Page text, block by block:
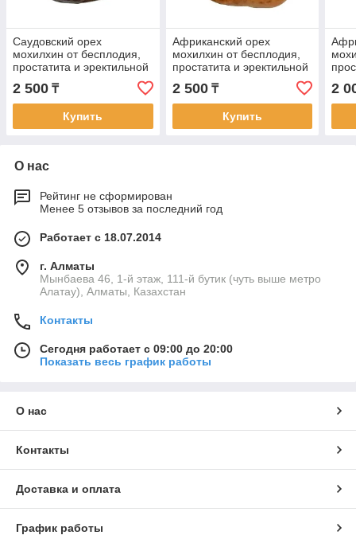
Саудовский орех
мохилхин от бесплодия,
простатита и эректильной
дисфункций (Большой,
Саудовская Аравия)
2 500 ₸
Купить
Африканский орех
мохилхин от бесплодия,
простатита и эректильной
дисфункции (большой,
Судан)
2 500₸
Купить
2
О нас
Рейтинг не сформирован
Менее 5 отзывов за последний год
Работает с 18.07.2014
г. Алматы
Мынбаева 46, 1-й этаж, 111-й бутик (чуть выше метро
Алатау), Алматы, Казахстан
Контакты
Сегодня работает с 09:00 до 20:00
Показать весь график работы
О нас
Контакты
Доставка и оплата
График работы